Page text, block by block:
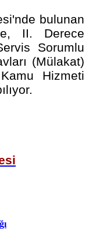
bulunan
II. Derece
Sorumlu
(Mülakat)
Hizmeti